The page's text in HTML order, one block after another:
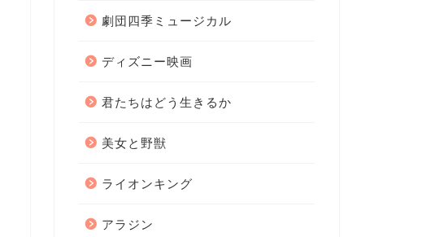
劇団四季ミュージカル
ディズニー映画
君たちはどう生きるか
美女と野獣
ライオンキング
アラジン